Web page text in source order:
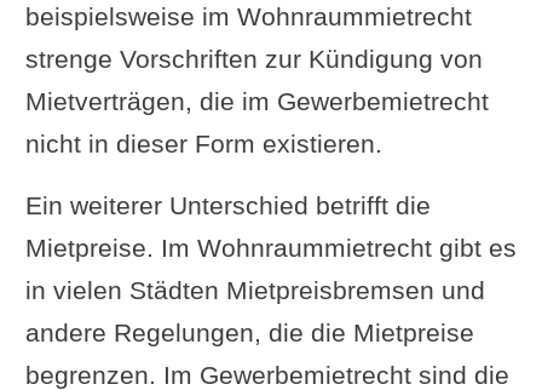
beispielsweise im Wohnraummietrecht
strenge Vorschriften zur Kündigung von
Mietverträgen, die im Gewerbemietrecht
nicht in dieser Form existieren.
Ein weiterer Unterschied betrifft die
Mietpreise. Im Wohnraummietrecht gibt es
in vielen Städten Mietpreisbremsen und
andere Regelungen, die die Mietpreise
begrenzen. Im Gewerbemietrecht sind die